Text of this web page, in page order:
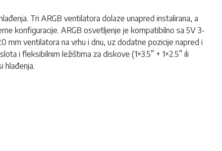
Tri ARGB ventilatora dolaze unapred instalirana, a
konfiguracije. ARGB osvetljenje je kompatibilno sa 5V 3-
mm ventilatora na vrhu i dnu, uz dodatne pozicije napred i
i fleksibilnim ležištima za diskove (1×3.5” + 1×2.5” ili
hlađenja.